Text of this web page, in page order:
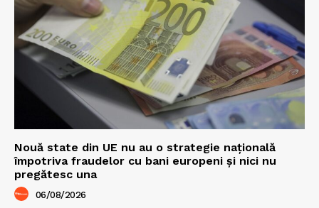
Nouă state din UE nu au o strategie națională
împotriva fraudelor cu bani europeni și nici nu
pregătesc una
06/08/2026